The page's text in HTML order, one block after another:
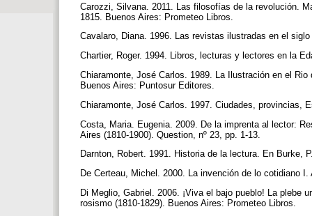
Carozzi, Silvana. 2011. Las filosofías de la revolución.
1815. Buenos Aires: Prometeo Libros.
Cavalaro, Diana. 1996. Las revistas ilustradas en el
Chartier, Roger. 1994. Libros, lecturas y lectores en la
Chiaramonte, José Carlos. 1989. La Ilustración en el
Buenos Aires: Puntosur Editores.
Chiaramonte, José Carlos. 1997. Ciudades, provincias,
Costa, Maria. Eugenia. 2009. De la imprenta al lector:
Aires (1810-1900). Question, nº 23, pp. 1-13.
Darnton, Robert. 1991. Historia de la lectura. En Burke,
De Certeau, Michel. 2000. La invención de lo cotidiano
Di Meglio, Gabriel. 2006. ¡Viva el bajo pueblo! La plebe
rosismo (1810-1829). Buenos Aires: Prometeo Libros.